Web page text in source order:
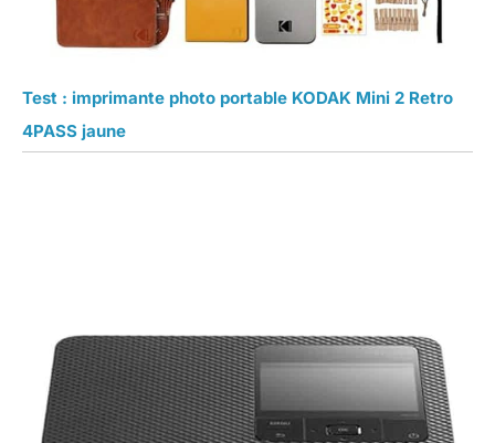
Test : imprimante photo portable KODAK Mini 2 Retro
4PASS jaune